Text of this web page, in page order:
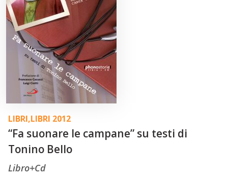
LIBRI,LIBRI 2012
“Fa suonare le campane” su testi di
Tonino Bello
Libro+Cd